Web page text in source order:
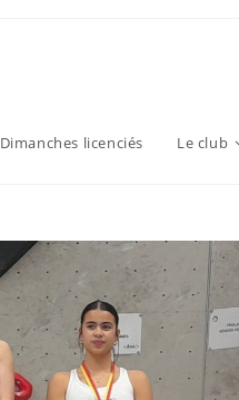
Dimanches licenciés Le club